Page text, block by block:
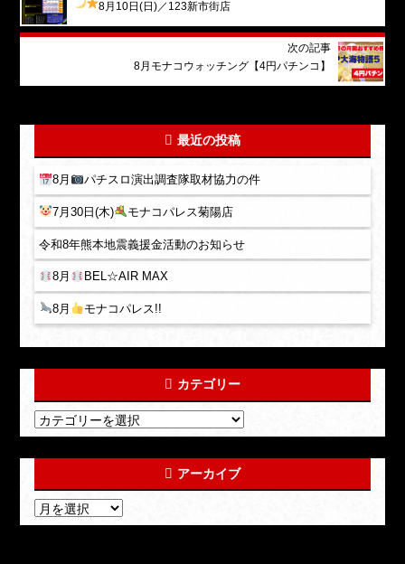
8月10日(日)／123新市街店
次の記事
8月モナコウォッチング【4円パチンコ】
最近の投稿
8月 パチスロ演出調査隊取材協力の件
7月30日(木) モナコパレス菊陽店
令和8年熊本地震義援金活動のお知らせ
8月 BEL☆AIR MAX
8月 モナコパレス!!
カテゴリー
アーカイブ